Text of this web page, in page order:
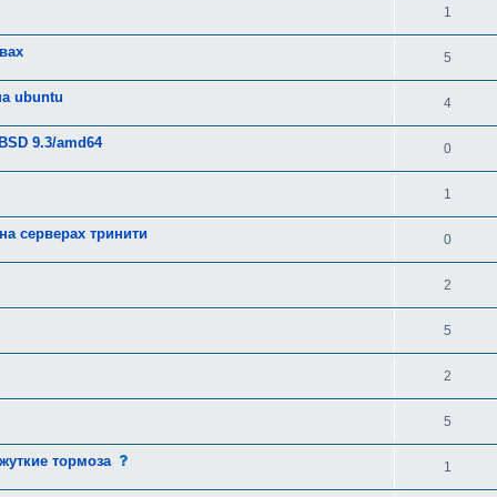
1
5
ubuntu 4
9.3/amd64 0
1
серверах тринити 0
2
5
2
5
тормоза 1